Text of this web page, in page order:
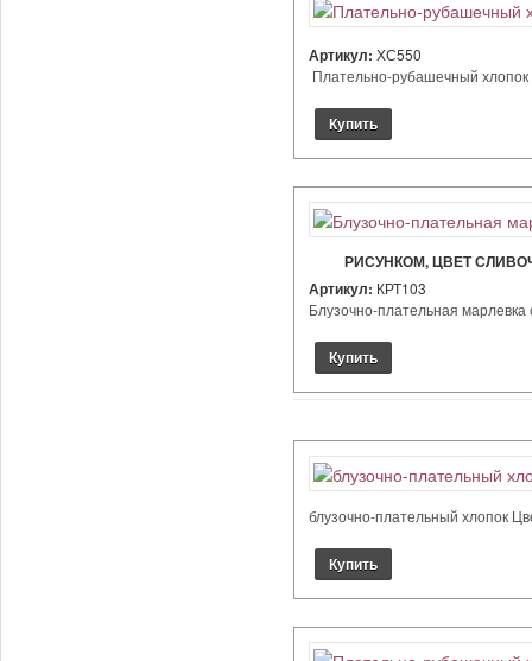
Артикул: ХС550
Плательно-рубашечный хлопок
РИСУНКОМ, ЦВЕТ
Артикул: КРТ103
Блузочно-плательная
блузочно-плательный хлопок